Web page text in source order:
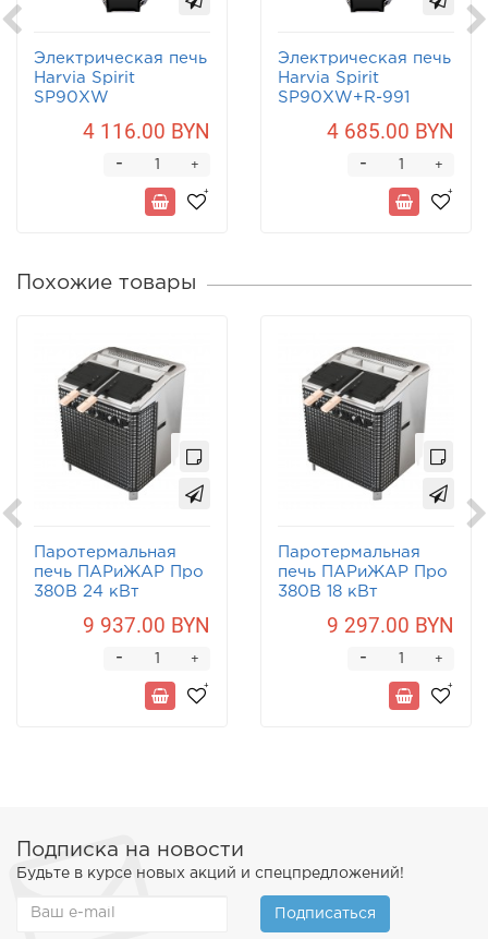
Электрическая печь
Harvia Spirit
SP90XW
4 116.00 BYN
+
-
Электрическая печь
Harvia Spirit
SP90XW+R-991
4 685.00 BYN
+
-
Похожие товары
Паротермальная
печь ПАРиЖАР Про
380В 24 кВт
9 937.00 BYN
+
-
Паротермальная
печь ПАРиЖАР Про
380В 18 кВт
9 297.00 BYN
+
-
Подписка на новости
Будьте в курсе новых акций и спецпредложений!
Подписаться